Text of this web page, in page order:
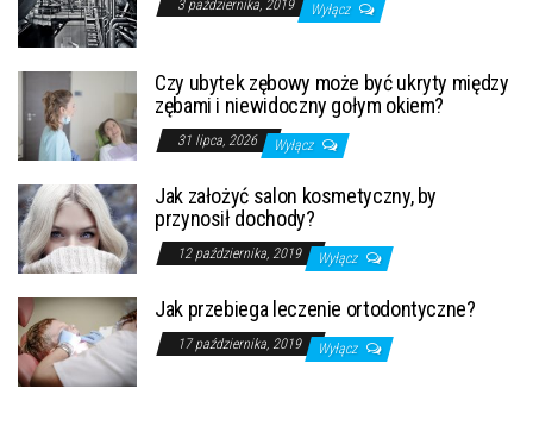
3 października, 2019 Wyłącz
Czy ubytek zębowy może być ukryty między
zębami i niewidoczny gołym okiem?
31 lipca, 2026 Wyłącz
Jak założyć salon kosmetyczny, by
przynosił dochody?
12 października, 2019 Wyłącz
Jak przebiega leczenie ortodontyczne?
17 października, 2019 Wyłącz